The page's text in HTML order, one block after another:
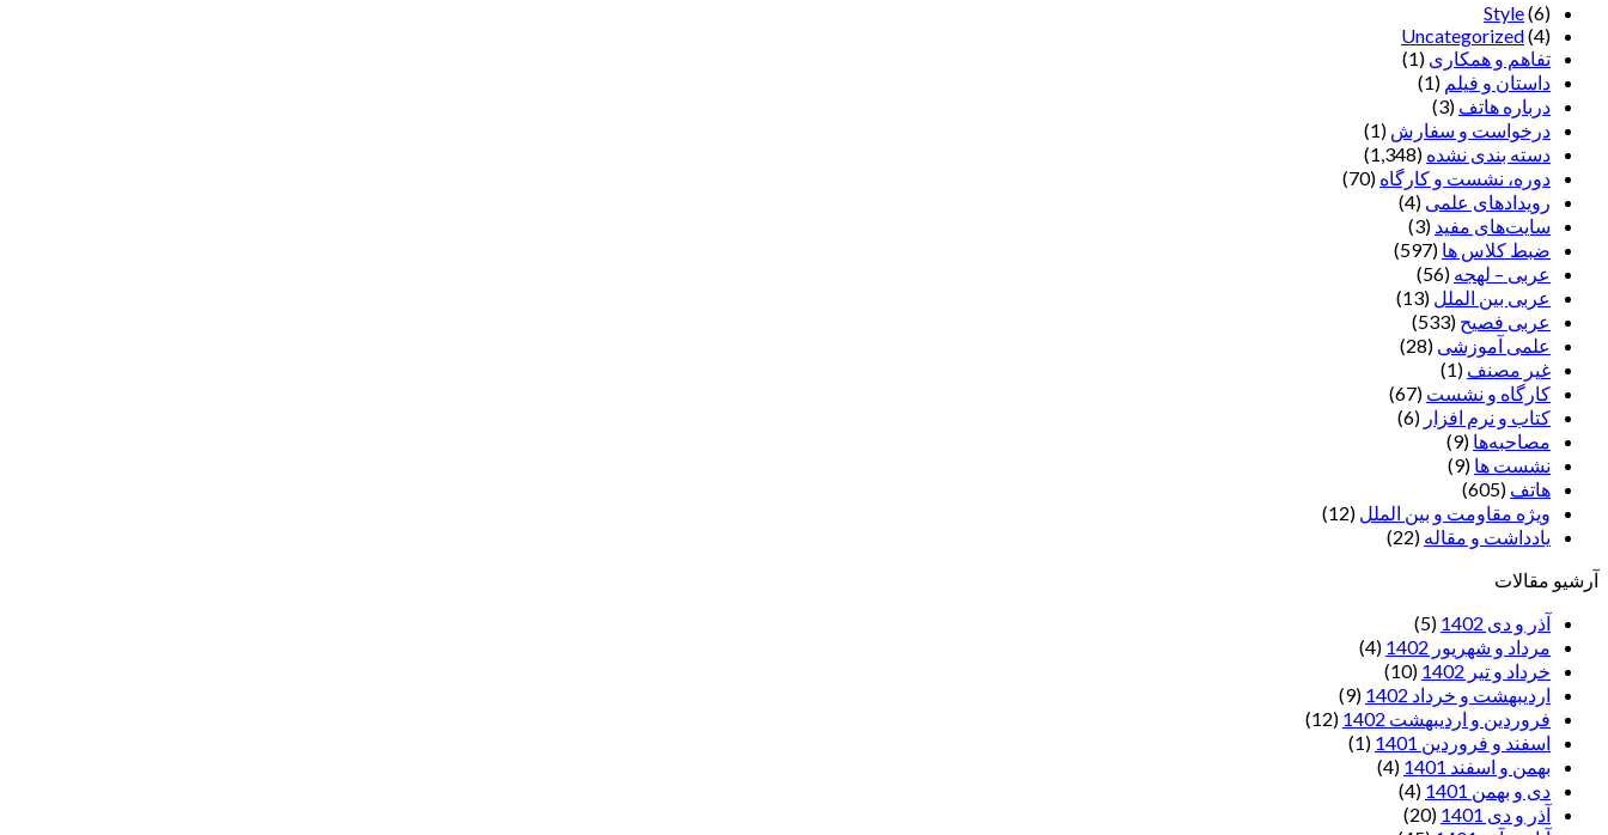
Style(6)
Uncategorized(4)
تفاهم و همکاری (1)
داستان و فیلم (1)
درباره هاتف (3)
درخواست و سفارش (1)
دسته بندی نشده (1,348)
دوره، نشست و کارگاه (70)
رویدادهای علمی (4)
سایت‌های مفید (3)
ضبط کلاس ها (597)
عربی – لهجه (56)
عربی بین الملل (13)
عربی فصیح (533)
علمی آموزشی (28)
غير مصنف (1)
کارگاه و نشست (67)
کتاب و نرم افزار (6)
مصاحبه‌ها (9)
نشست ها (9)
هاتف (605)
ویژه مقاومت و بین الملل (12)
یادداشت‌ و مقاله (22)
آرشیو مقالات
آذر و دی 1402
(5)
مرداد و شهریور 1402
(4)
خرداد و تیر 1402
(10)
اردیبهشت و خرداد 1402
(9)
فروردین و اردیبهشت 1402
(12)
اسفند و فروردین 1401
(1)
بهمن و اسفند 1401
(4)
دی و بهمن 1401
(4)
آذر و دی 1401
(20)